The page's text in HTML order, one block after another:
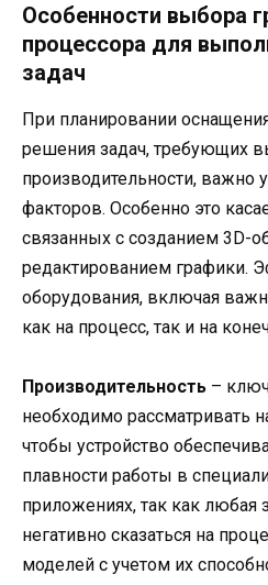
Особенности выбора
процессора для
задач
При планировании
решения задач, требующих
производительности, важно
факторов. Особенно это
связанных с созданием 3D-
редактированием графики.
оборудования, включая
как на процесс, так и на
Производительность –
необходимо рассматривать
чтобы устройство
плавности работы в
приложениях, так как
негативно сказаться на
моделей с учетом их